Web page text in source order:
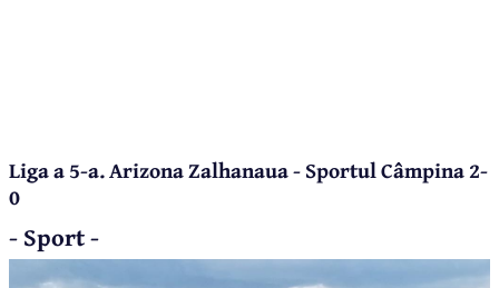
Liga a 5-a. Arizona Zalhanaua - Sportul Câmpina 2-
0
- Sport -